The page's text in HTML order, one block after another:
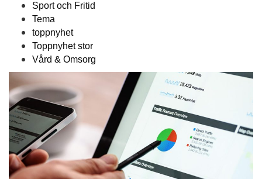
Sport och Fritid
Tema
toppnyhet
Toppnyhet stor
Vård & Omsorg